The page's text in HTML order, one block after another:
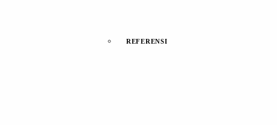
REFERENSI